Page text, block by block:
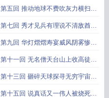
可测地周人类第一次测量地球
第五回 推动地球不费吹灰力横扫劲
敌才知科学威杠杆原理的发现
第七回 秀才见兵有理说不清敌酋来
访芳草掩哲人一个科学家的墓碑
第九回 华灯熠熠寿宴威风阴雾惨惨
群愚受惊关于月食的一次测报
第十一回 无名僧天台山上收高徒智
和尚一把尺子量北斗世界上第一次
实测子午线
第十三回 砸碎天球探寻无穷宇宙以
身燃火照亮后人道路一位科学家的
第十五回 说真话又一伟人被烧死摆